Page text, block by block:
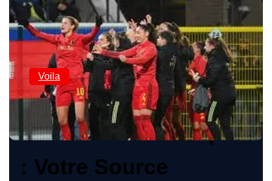
Voila
Découvrez Voila Sport
: Votre Source